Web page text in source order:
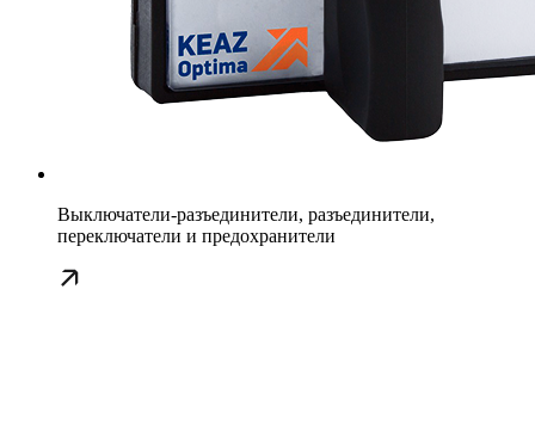
Выключатели-разъединители, разъединители,
переключатели и предохранители